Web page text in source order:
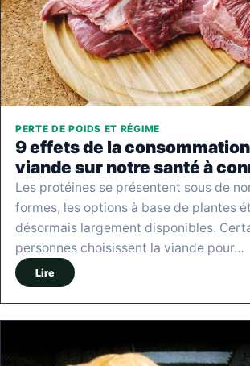
PERTE DE POIDS ET RÉGIME
9 effets de la
viande sur notre santé à
Les protéines se présentent sous de
formes, les options à base de plantes
désormais largement disponibles.
personnes choisissent la viande pour…
Lire